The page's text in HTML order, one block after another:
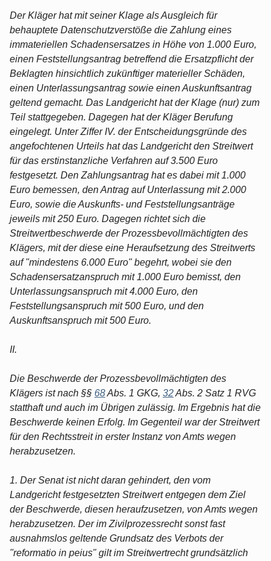
Der Kläger hat mit seiner Klage als Ausgleich für
behauptete Datenschutzverstöße die Zahlung eines
immateriellen Schadensersatzes in Höhe von 1.000 Euro,
einen Feststellungsantrag betreffend die Ersatzpflicht der
Beklagten hinsichtlich zukünftiger materieller Schäden,
einen Unterlassungsantrag sowie einen Auskunftsantrag
geltend gemacht. Das Landgericht hat der Klage (nur) zum
Teil stattgegeben. Dagegen hat der Kläger Berufung
eingelegt. Unter Ziffer IV. der Entscheidungsgründe des
angefochtenen Urteils hat das Landgericht den Streitwert
für das erstinstanzliche Verfahren auf 3.500 Euro
festgesetzt. Den Zahlungsantrag hat es dabei mit 1.000
Euro bemessen, den Antrag auf Unterlassung mit 2.000
Euro, sowie die Auskunfts- und Feststellungsanträge
jeweils mit 250 Euro. Dagegen richtet sich die
Streitwertbeschwerde der Prozessbevollmächtigten des
Klägers, mit der diese eine Heraufsetzung des Streitwerts
auf "mindestens 6.000 Euro" begehrt, wobei sie den
Schadensersatzanspruch mit 1.000 Euro bemisst, den
Unterlassungsanspruch mit 4.000 Euro, den
Feststellungsanspruch mit 500 Euro, und den
Auskunftsanspruch mit 500 Euro.
II.
Die Beschwerde der Prozessbevollmächtigten des
Klägers ist nach §§ 68Abs. 1 GKG, 32Abs. 2 Satz 1 RVG
statthaft und auch im Übrigen zulässig. Im Ergebnis hat die
Beschwerde keinen Erfolg. Im Gegenteil war der Streitwert
für den Rechtsstreit in erster Instanz von Amts wegen
herabzusetzen.
1. Der Senat ist nicht daran gehindert, den vom
Landgericht festgesetzten Streitwert entgegen dem Ziel
der Beschwerde, diesen heraufzusetzen, von Amts wegen
herabzusetzen. Der im Zivilprozessrecht sonst fast
ausnahmslos geltende Grundsatz des Verbots der
"reformatio in peius" gilt im Streitwertrecht grundsätzlich